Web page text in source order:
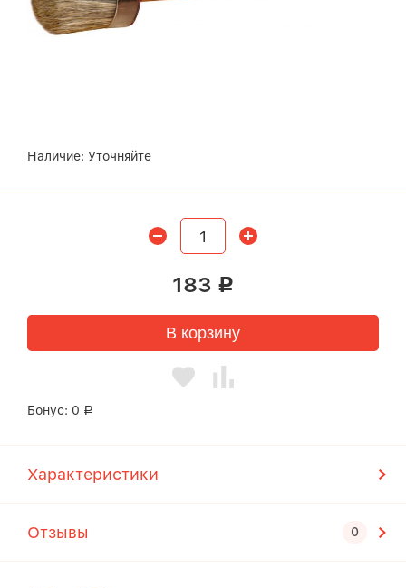
Наличие: Уточняйте
183 Р
В корзину
Бонус: 0 Р
Характеристики
Отзывы